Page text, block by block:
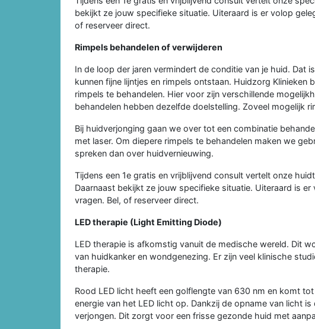
bekijkt ze jouw specifieke situatie. Uiteraard is er volop
of reserveer direct.
Rimpels behandelen of verwijderen
In de loop der jaren vermindert de conditie van je huid. Dat
kunnen fijne lijntjes en rimpels ontstaan. Huidzorg Klinieken
rimpels te behandelen. Hier voor zijn verschillende
behandelen hebben dezelfde doelstelling. Zoveel mogelijk
Bij huidverjonging gaan we over tot een combinatie
met laser. Om diepere rimpels te behandelen maken we
spreken dan over huidvernieuwing.
Tijdens een 1e gratis en vrijblijvend consult vertelt onze
Daarnaast bekijkt ze jouw specifieke situatie. Uiteraard is
vragen. Bel, of reserveer direct.
LED therapie (Light Emitting Diode)
LED therapie is afkomstig vanuit de medische wereld. Dit
van huidkanker en wondgenezing. Er zijn veel klinische
therapie.
Rood LED licht heeft een golflengte van 630 nm en komt
energie van het LED licht op. Dankzij de opname van licht
verjongen. Dit zorgt voor een frisse gezonde huid met